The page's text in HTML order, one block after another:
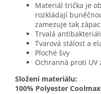
Materiál trička je
rozkládají
zamezuje tak
Trvalá
Tvarová stálost a
Ploché švy
Ochranná proti UV
Složení materiálu:
100% Polyester